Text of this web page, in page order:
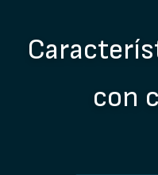
con